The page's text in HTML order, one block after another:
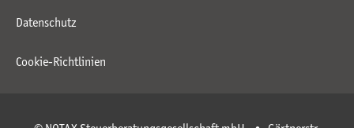
Datenschutz
Cookie-Richtlinien